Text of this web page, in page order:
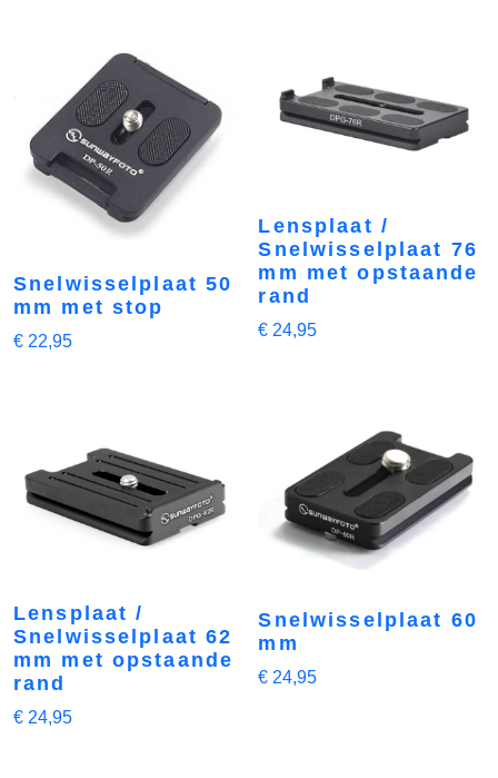
Snelwisselplaat 50
mm met stop
€ 22,95
Lensplaat /
Snelwisselplaat 76
mm met opstaande
rand
€ 24,95
Lensplaat /
Snelwisselplaat 62
mm met opstaande
rand
€ 24,95
Snelwisselplaat 60
mm
€ 24,95